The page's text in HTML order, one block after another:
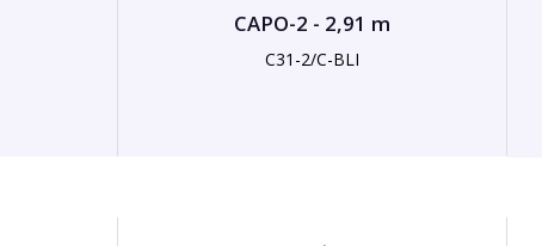
CAPO-2 - 2,91 m
C31-2/C-BLI